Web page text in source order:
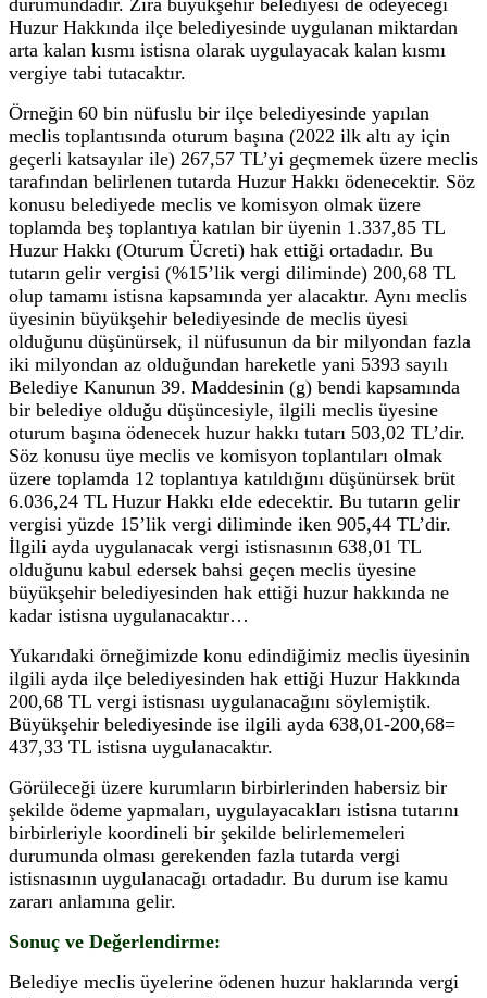
Huzur Hakkında ilçe belediyesinde uygulanan miktardan
arta kalan kısmı istisna olarak uygulayacak kalan kısmı
vergiye tabi tutacaktır.
Örneğin 60 bin nüfuslu bir ilçe belediyesinde yapılan
meclis toplantısında oturum başına (2022 ilk altı ay için
geçerli katsayılar ile) 267,57 TL’yi geçmemek üzere meclis
tarafından belirlenen tutarda Huzur Hakkı ödenecektir. Söz
konusu belediyede meclis ve komisyon olmak üzere
toplamda beş toplantıya katılan bir üyenin 1.337,85 TL
Huzur Hakkı (Oturum Ücreti) hak ettiği ortadadır. Bu
tutarın gelir vergisi (%15’lik vergi diliminde) 200,68 TL
olup tamamı istisna kapsamında yer alacaktır. Aynı meclis
üyesinin büyükşehir belediyesinde de meclis üyesi
olduğunu düşünürsek, il nüfusunun da bir milyondan fazla
iki milyondan az olduğundan hareketle yani 5393 sayılı
Belediye Kanunun 39. Maddesinin (g) bendi kapsamında
bir belediye olduğu düşüncesiyle, ilgili meclis üyesine
oturum başına ödenecek huzur hakkı tutarı 503,02 TL’dir.
Söz konusu üye meclis ve komisyon toplantıları olmak
üzere toplamda 12 toplantıya katıldığını düşünürsek brüt
6.036,24 TL Huzur Hakkı elde edecektir. Bu tutarın gelir
vergisi yüzde 15’lik vergi diliminde iken 905,44 TL’dir.
İlgili ayda uygulanacak vergi istisnasının 638,01 TL
olduğunu kabul edersek bahsi geçen meclis üyesine
büyükşehir belediyesinden hak ettiği huzur hakkında ne
kadar istisna uygulanacaktır…
Yukarıdaki örneğimizde konu edindiğimiz meclis üyesinin
ilgili ayda ilçe belediyesinden hak ettiği Huzur Hakkında
200,68 TL vergi istisnası uygulanacağını söylemiştik.
Büyükşehir belediyesinde ise ilgili ayda 638,01-200,68=
437,33 TL istisna uygulanacaktır.
Görüleceği üzere kurumların birbirlerinden habersiz bir
şekilde ödeme yapmaları, uygulayacakları istisna tutarını
birbirleriyle koordineli bir şekilde belirlememeleri
durumunda olması gerekenden fazla tutarda vergi
istisnasının uygulanacağı ortadadır. Bu durum ise kamu
zararı anlamına gelir.
Sonuç ve Değerlendirme:
Belediye meclis üyelerine ödenen huzur haklarında vergi